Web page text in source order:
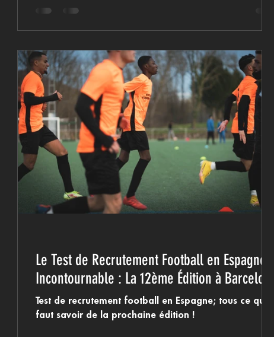
Le Test de Recrutement Football en Espagne
Incontournable : La 12ème Édition à
Test de recrutement football en Espagne; tous ce qu'il
faut savoir de la prochaine édition !